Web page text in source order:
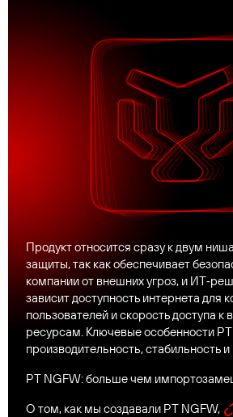
Продукт относится сразу к двум
защиты, так как обеспечивает
компании от внешних угроз, и
зависит доступность интернета для
пользователей и скорость доступа к
ресурсам. Ключевые особенности
производительность, стабильность и
PT NGFW: больше чем
О том, как мы создавали PT NGFW,